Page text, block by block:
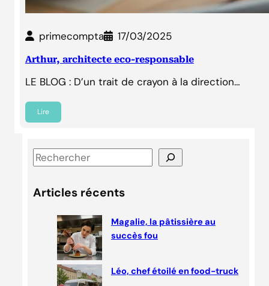
primecompta 17/03/2025
Arthur, architecte eco-responsable
LE BLOG : D’un trait de crayon à la direction…
Lire
S
a
Articles récents
Magalie, la pâtissière au
succès fou
Léo, chef étoilé en food-truck